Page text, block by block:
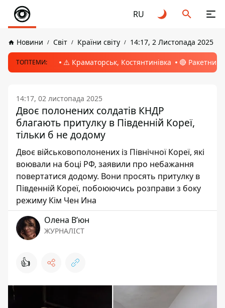
RU
Новини Світ Країни світу 14:17, 2 Листопада 2025
ТОПТЕМИ: ⚠️ Краматорськ, Костянтинівка 🔴 Ракетний
14:17, 02 листопада 2025
Двоє полонених солдатів КНДР
благають притулку в Південній Кореї,
тільки б не додому
Двоє військовополонених із Північної Кореї, які
воювали на боці РФ, заявили про небажання
повертатися додому. Вони просять притулку в
Південній Кореї, побоюючись розправи з боку
режиму Кім Чен Ина
Олена Вʼюн
ЖУРНАЛІСТ
👍